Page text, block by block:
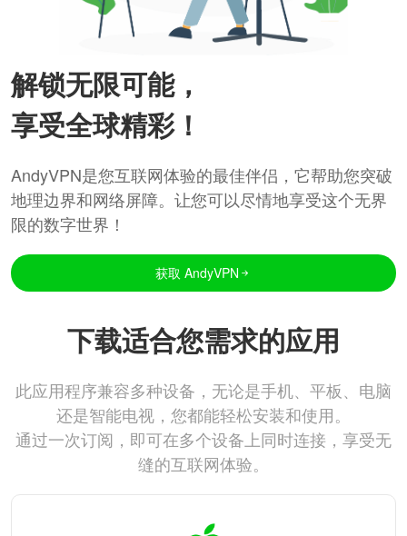
解锁无限可能，
享受全球精彩！
AndyVPN是您互联网体验的最佳伴侣，它帮助您突破
地理边界和网络屏障。让您可以尽情地享受这个无界
限的数字世界！
获取 AndyVPN
下载适合您需求的应用
此应用程序兼容多种设备，无论是手机、平板、电脑
还是智能电视，您都能轻松安装和使用。
通过一次订阅，即可在多个设备上同时连接，享受无
缝的互联网体验。